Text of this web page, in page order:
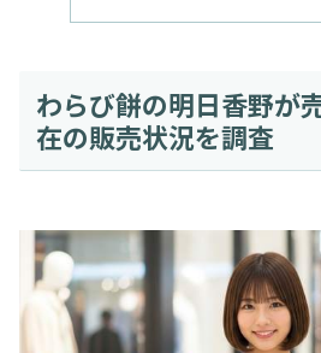
わらび餅の明日香野が
在の販売状況を調査